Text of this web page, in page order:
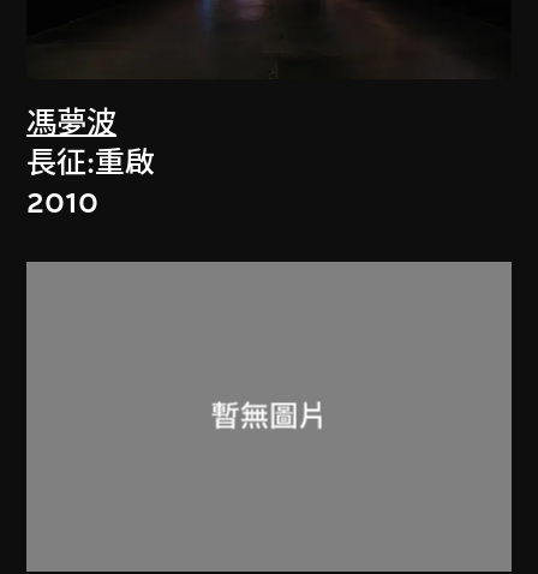
馮夢波
長征:重啟
2010